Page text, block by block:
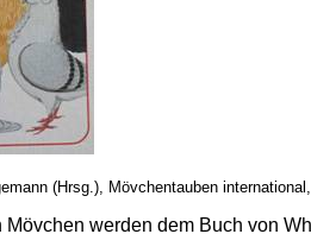
(Hrsg.), Mövchentauben
werden dem Buch von